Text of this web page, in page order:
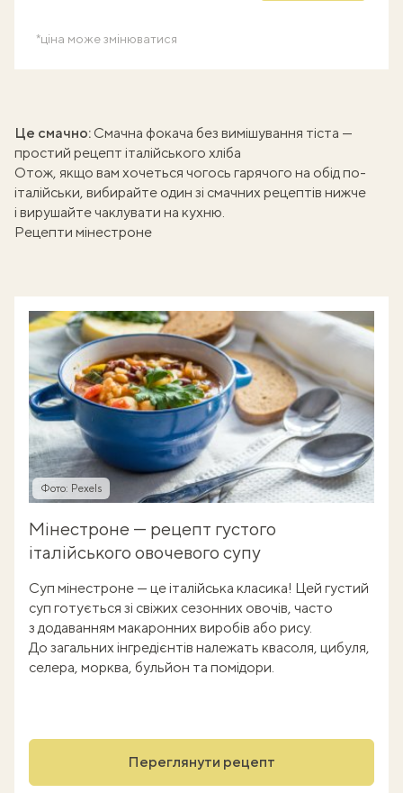
*ціна може змінюватися
Це смачно:Смачна фокача без вимішування тіста —
простий рецепт італійського хліба
Отож, якщо вам хочеться чогось гарячого на обід по-
італійськи, вибирайте один зі смачних рецептів нижче
і вирушайте чаклувати на кухню.
Рецепти мінестроне
Фото: Pexels
Мінестроне — рецепт густого
італійського овочевого супу
Суп мінестроне — це італійська класика! Цей густий
суп готується зі свіжих сезонних овочів, часто
з додаванням макаронних виробів або рису.
До загальних інгредієнтів належать квасоля, цибуля,
селера, морква, бульйон та помідори.
Переглянути рецепт